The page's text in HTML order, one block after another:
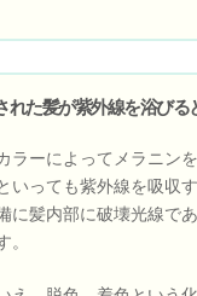
れた髪が紫外線を浴び
ラーによってメラニン
いっても紫外線を吸収
に髪内部に破壊光線で
。